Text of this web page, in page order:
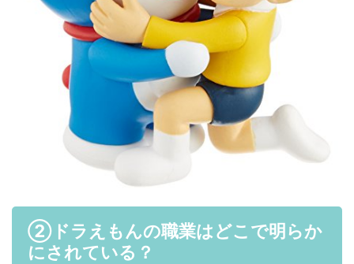
②ドラえもんの職業はどこで明らか
にされている？